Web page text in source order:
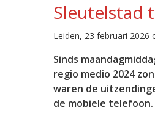
Sleutelstad
Leiden, 23 februari 2026
Sinds
regio medio 2024
waren de
de mobiele telefoon.